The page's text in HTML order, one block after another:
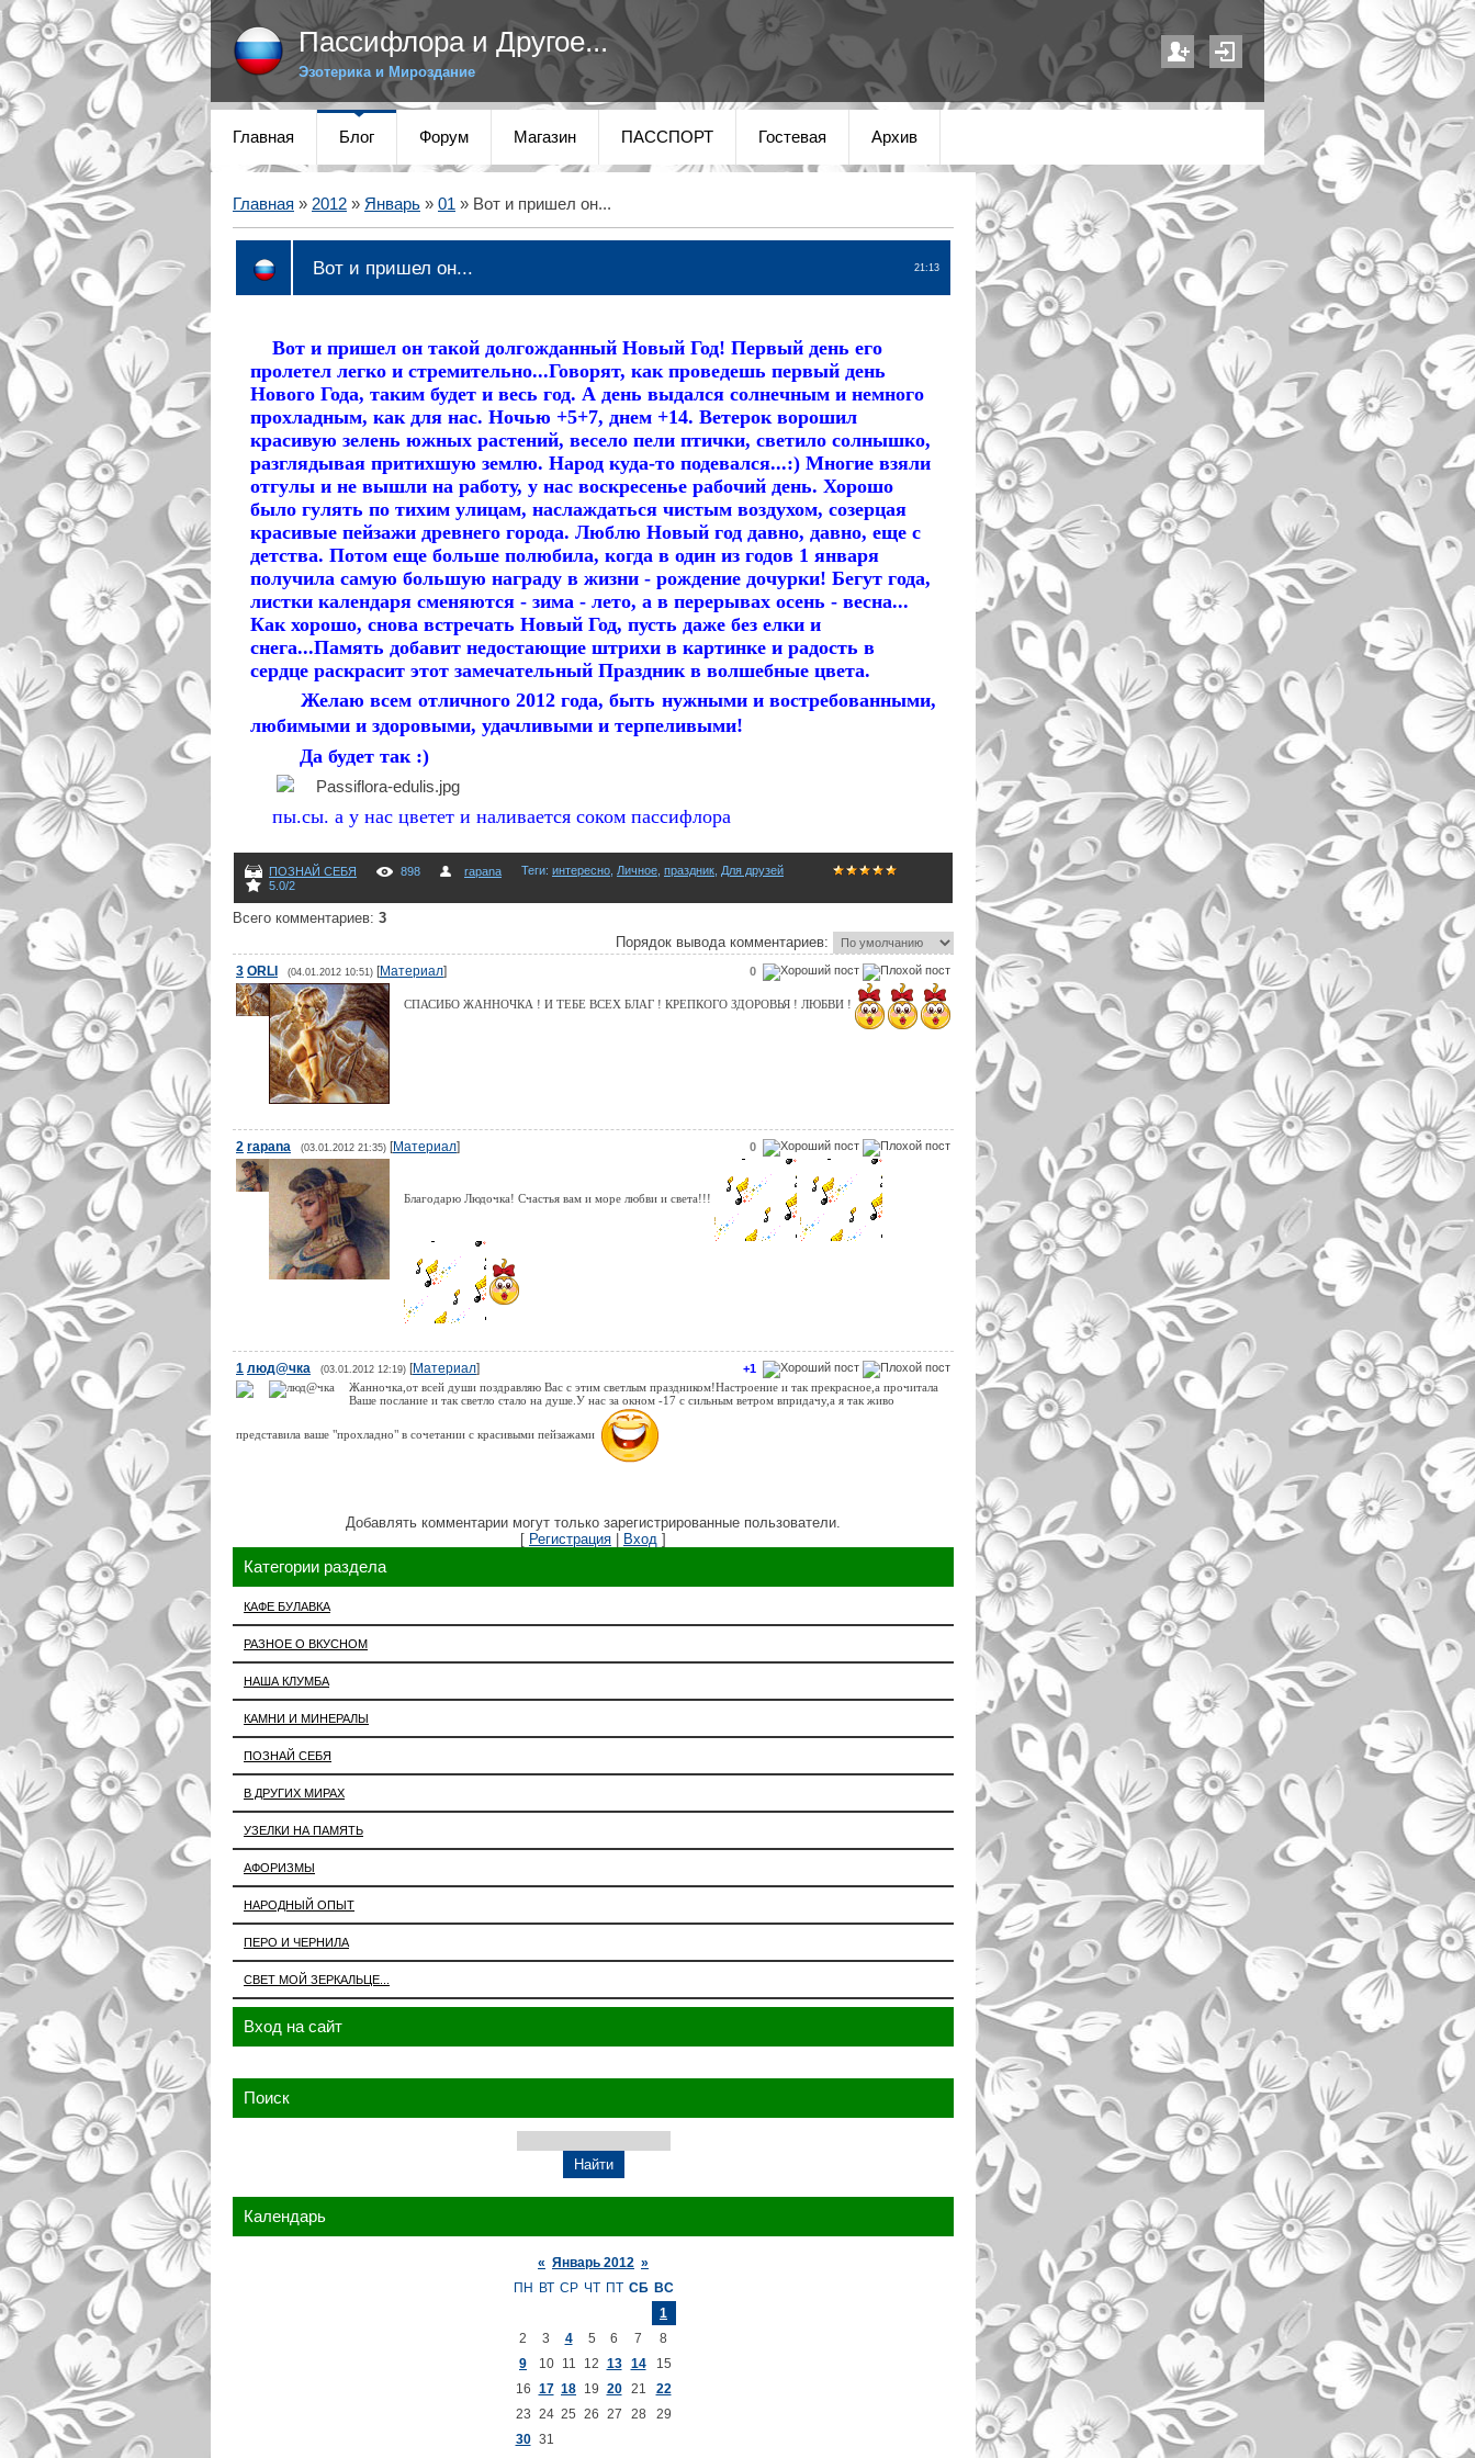
Пассифлора и Другое...
Эзотерика и Мироздание
Главная Блог Форум Магазин ПАССПОРТ Гостевая Архив
Главная » 2012 » Январь » 01 » Вот и пришел он...
21:13
Вот и пришел он...
Вот и пришел он такой долгожданный Новый Год! Первый день его
пролетел легко и стремительно...Говорят, как проведешь первый день
Нового Года, таким будет и весь год. А день выдался солнечным и немного
прохладным, как для нас. Ночью +5+7, днем +14. Ветерок ворошил
красивую зелень южных растений, весело пели птички, светило солнышко,
разглядывая притихшую землю. Народ куда-то подевался...:) Многие взяли
отгулы и не вышли на работу, у нас воскресенье рабочий день. Хорошо
было гулять по тихим улицам, наслаждаться чистым воздухом, созерцая
красивые пейзажи древнего города. Люблю Новый год давно, давно, еще с
детства. Потом еще больше полюбила, когда в один из годов 1 января
получила самую большую награду в жизни - рождение дочурки! Бегут года,
листки календаря сменяются - зима - лето, а в перерывах осень - весна...
Как хорошо, снова встречать Новый Год, пусть даже без елки и
снега...Память добавит недостающие штрихи в картинке и радость в
сердце раскрасит этот замечательный Праздник в волшебные цвета.
Желаю всем отличного 2012 года, быть нужными и востребованными,
любимыми и здоровыми, удачливыми и терпеливыми!
Да будет так :)
пы.сы. а у нас цветет и наливается соком пассифлора
ПОЗНАЙ СЕБЯ 898 rapana Теги: интересно Личное праздник Для друзей
5.0/2
Всего комментариев: 3
Порядок вывода комментариев:
0
3 ORLI (04.01.2012 10:51) [Материал]
СПАСИБО ЖАННОЧКА ! И ТЕБЕ ВСЕХ БЛАГ ! КРЕПКОГО ЗДОРОВЬЯ ! ЛЮБВИ !
0
2 rapana (03.01.2012 21:35) [Материал]
Благодарю Людочка! Счастья вам и море любви и света!!!
+1
1 люд@чка (03.01.2012 12:19) [Материал]
Жанночка,от всей души поздравляю Вас с этим светлым праздником!Настроение и так прекрасное,а прочитала
Ваше послание и так светло стало на душе.У нас за окном -17 с сильным ветром впридачу,а я так живо
представила ваше "прохладно" в сочетании с красивыми пейзажами
Добавлять комментарии могут только зарегистрированные пользователи.
[ Регистрация | Вход ]
Категории раздела
КАФЕ БУЛАВКА
РАЗНОЕ О ВКУСНОМ
НАША КЛУМБА
КАМНИ И МИНЕРАЛЫ
ПОЗНАЙ СЕБЯ
В ДРУГИХ МИРАХ
УЗЕЛКИ НА ПАМЯТЬ
АФОРИЗМЫ
НАРОДНЫЙ ОПЫТ
ПЕРО И ЧЕРНИЛА
СВЕТ МОЙ ЗЕРКАЛЬЦЕ...
Вход на сайт
Поиск
Календарь
« Январь 2012 »
ПН ВТ СР ЧТ ПТ СБ ВС
1
2
3 4 5 6 7
8
9
10 11 12 13 14
15
16 17 18 19 20 21
22
23 24 25 26 27 28
29
30 31